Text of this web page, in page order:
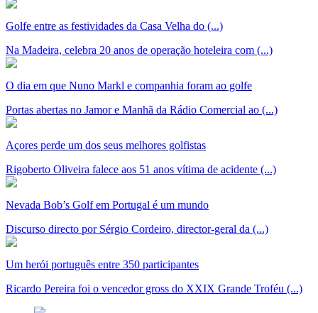
Golfe entre as festividades da Casa Velha do (...)
Na Madeira, celebra 20 anos de operação hoteleira com (...)
O dia em que Nuno Markl e companhia foram ao golfe
Portas abertas no Jamor e Manhã da Rádio Comercial ao (...)
Açores perde um dos seus melhores golfistas
Rigoberto Oliveira falece aos 51 anos vítima de acidente (...)
Nevada Bob’s Golf em Portugal é um mundo
Discurso directo por Sérgio Cordeiro, director-geral da (...)
Um herói português entre 350 participantes
Ricardo Pereira foi o vencedor gross do XXIX Grande Troféu (...)